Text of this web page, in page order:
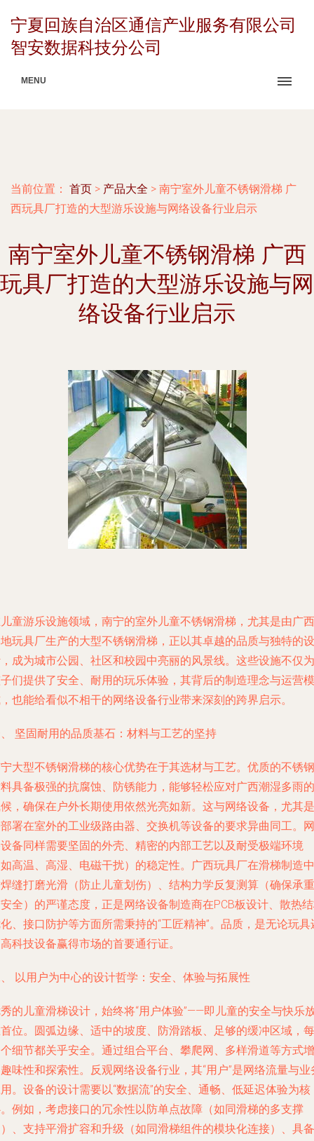
宁夏回族自治区通信产业服务有限公司
智安数据科技分公司
MENU
当前位置： 首页 > 产品大全 > 南宁室外儿童不锈钢滑梯 广
西玩具厂打造的大型游乐设施与网络设备行业启示
南宁室外儿童不锈钢滑梯 广西
玩具厂打造的大型游乐设施与网
络设备行业启示
童游乐设施领域，南宁的室外儿童不锈钢滑梯，尤其是由广西
玩具厂生产的大型不锈钢滑梯，正以其卓越的品质与独特的设
成为城市公园、社区和校园中亮丽的风景线。这些设施不仅为
们提供了安全、耐用的玩乐体验，其背后的制造理念与运营模
也能给看似不相干的网络设备行业带来深刻的跨界启示。
坚固耐用的品质基石：材料与工艺的坚持
大型不锈钢滑梯的核心优势在于其选材与工艺。优质的不锈钢
具备极强的抗腐蚀、防锈能力，能够轻松应对广西潮湿多雨的
，确保在户外长期使用依然光亮如新。这与网络设备，尤其是
署在室外的工业级路由器、交换机等设备的要求异曲同工。网
备同样需要坚固的外壳、精密的内部工艺以及耐受极端环境
高温、高湿、电磁干扰）的稳定性。广西玩具厂在滑梯制造中
缝打磨光滑（防止儿童划伤）、结构力学反复测算（确保承重
全）的严谨态度，正是网络设备制造商在PCB板设计、散热
、接口防护等方面所需秉持的“工匠精神”。品质，是无论玩具
科技设备赢得市场的首要通行证。
以用户为中心的设计哲学：安全、体验与拓展性
的儿童滑梯设计，始终将“用户体验”——即儿童的安全与快乐
位。圆弧边缘、适中的坡度、防滑踏板、足够的缓冲区域，每
细节都关乎安全。通过组合平台、攀爬网、多样滑道等方式增
味性和探索性。反观网络设备行业，其“用户”是网络流量与业
。设备的设计需要以“数据流”的安全、通畅、低延迟体验为核
例如，考虑接口的冗余性以防单点故障（如同滑梯的多支撑
、支持平滑扩容和升级（如同滑梯组件的模块化连接）、具备